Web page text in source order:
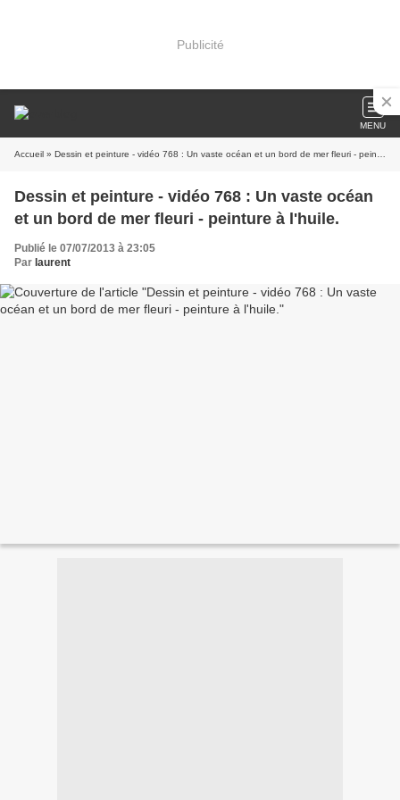
Publicité
MENU
Accueil » Dessin et peinture - vidéo 768 : Un vaste océan et un bord de mer fleuri - peinture à l'huile.
Dessin et peinture - vidéo 768 : Un vaste océan
et un bord de mer fleuri - peinture à l'huile.
Publié le 07/07/2013 à 23:05
Par laurent